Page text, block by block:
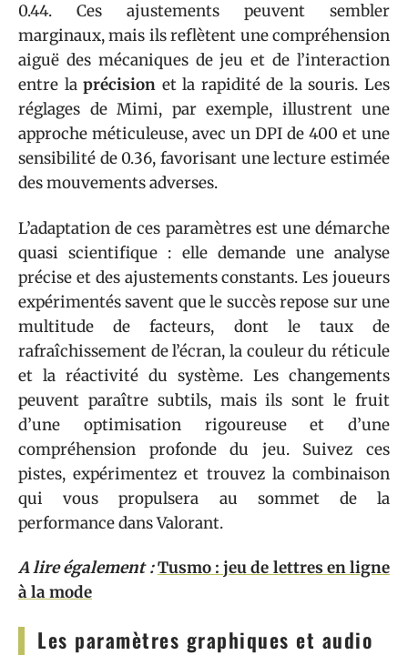
0.44. Ces ajustements peuvent sembler
marginaux, mais ils reflètent une compréhension
aiguë des mécaniques de jeu et de l’interaction
entre laprécision et la rapidité de la souris. Les
réglages de Mimi, par exemple, illustrent une
approche méticuleuse, avec un DPI de 400 et une
sensibilité de 0.36, favorisant une lecture estimée
des mouvements adverses.
L’adaptation de ces paramètres est une démarche
quasi scientifique : elle demande une analyse
précise et des ajustements constants. Les joueurs
expérimentés savent que le succès repose sur une
multitude de facteurs, dont le taux de
rafraîchissement de l’écran, la couleur du réticule
et la réactivité du système. Les changements
peuvent paraître subtils, mais ils sont le fruit
d’une optimisation rigoureuse et d’une
compréhension profonde du jeu. Suivez ces
pistes, expérimentez et trouvez la combinaison
qui vous propulsera au sommet de la
performance dans Valorant.
A lire également :Tusmo : jeu de lettres en ligne
à la mode
Les paramètres graphiques et audio